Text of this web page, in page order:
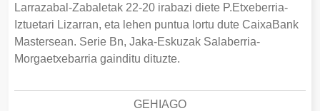
Larrazabal-Zabaletak 22-20 irabazi diete P.Etxeberria-
Iztuetari Lizarran, eta lehen puntua lortu dute CaixaBank
Mastersean. Serie Bn, Jaka-Eskuzak Salaberria-
Morgaetxebarria gainditu dituzte.
GEHIAGO